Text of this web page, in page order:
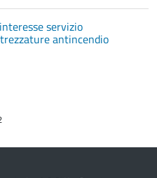
servizio
antincendio